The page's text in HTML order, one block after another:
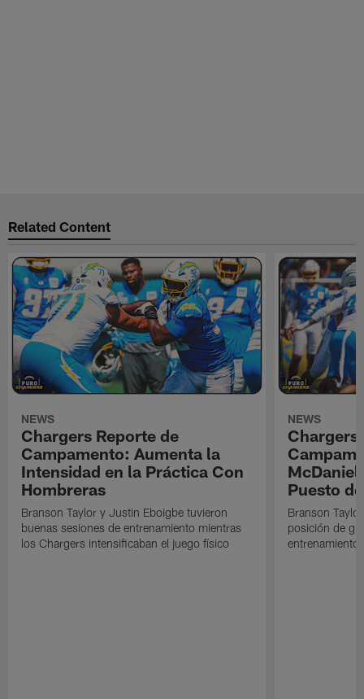
Related Content
NEWS
Chargers Reporte de
Campamento: Aumenta la
Intensidad en la Práctica Con
Hombreras
Branson Taylor y Justin Eboigbe tuvieron
buenas sesiones de entrenamiento mientras
los Chargers intensificaban el juego físico
NEWS
Chargers
Puesto
Branson
posición de
entrenamiento